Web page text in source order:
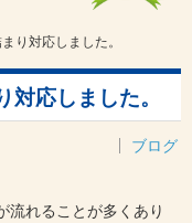
り対応しました。
対応しました。
ブログ
流れることが多くあり